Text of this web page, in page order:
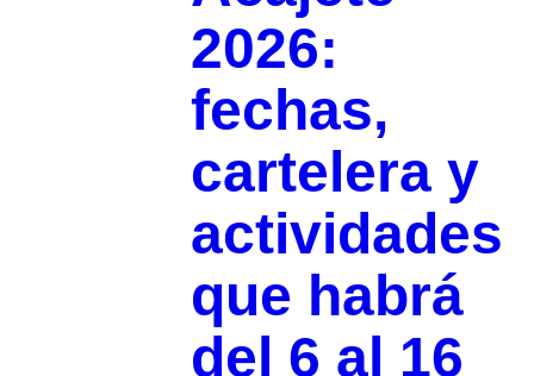
2026:
fechas,
cartelera y
actividades
que habrá
del 6 al 16